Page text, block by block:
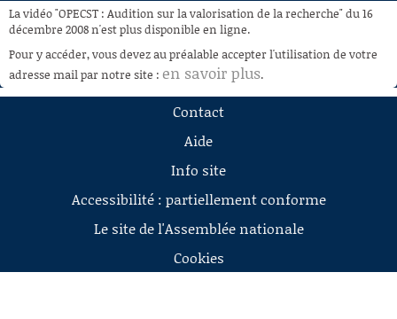
À LA DEMANDE
RECHERCHE
AIDE À LA DÉCOUPE
La vidéo "OPECST : Audition sur la valorisation de la recherche" du 16
décembre 2008 n'est plus disponible en ligne.
Pour y accéder, vous devez au préalable accepter l'utilisation de votre
adresse mail par notre site : en savoir plus.
Contact
Aide
Info site
Accessibilité : partiellement conforme
Le site de l'Assemblée nationale
Cookies